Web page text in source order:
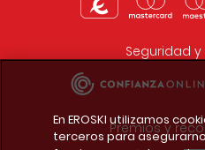
Seguridad
Premios y
En EROSKI utilizamos
terceros para